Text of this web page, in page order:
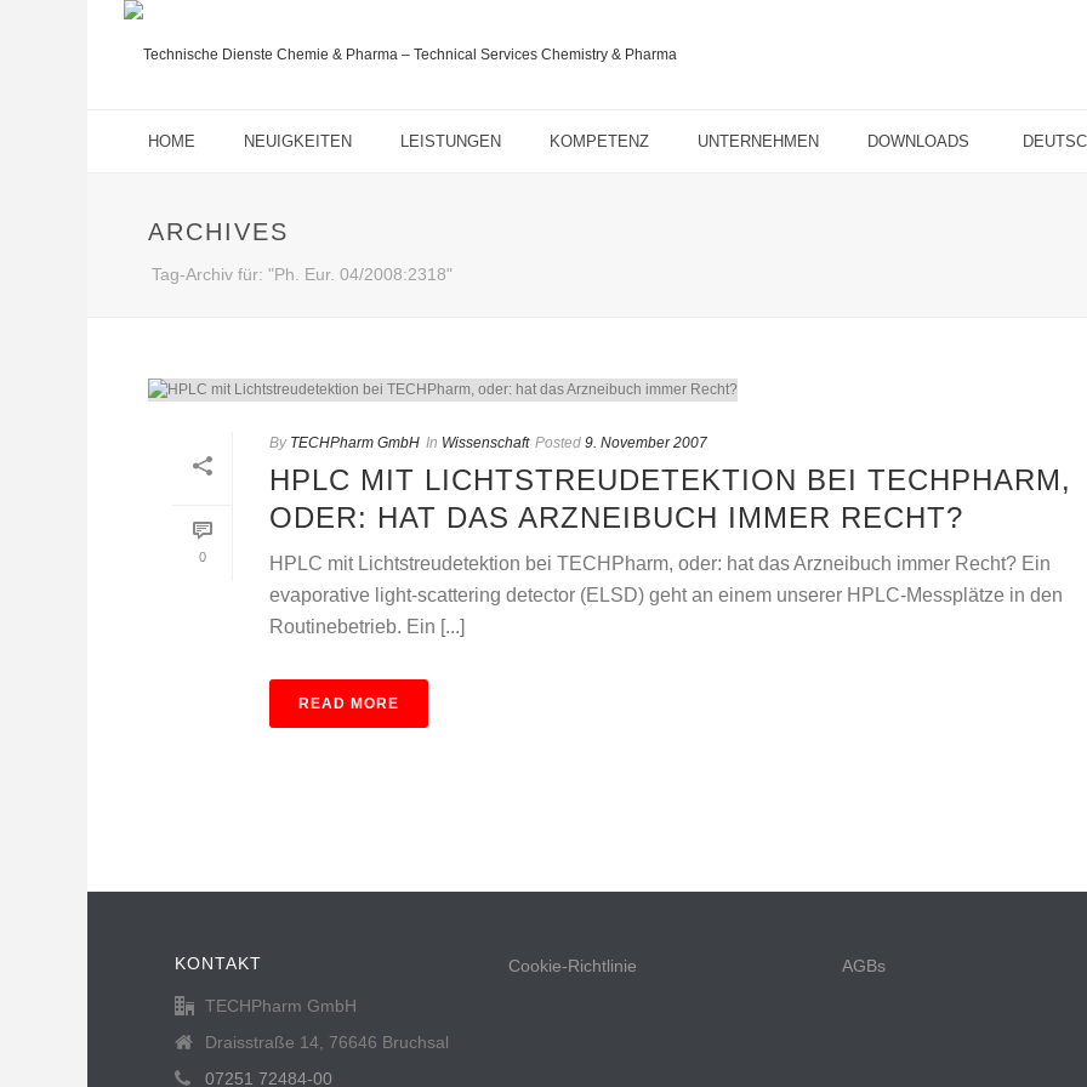
HOME NEUIGKEITEN LEISTUNGEN KOMPETENZ UNTERNEHMEN DOWNLOADS
ARCHIVES
Tag-Archiv für: "Ph. Eur. 04/2008:2318"
0
By TECHPharm GmbH In Wissenschaft Posted 9. November 2007
HPLC MIT LICHTSTREUDETEKTION BEI TECHPHARM,
ODER: HAT DAS ARZNEIBUCH IMMER RECHT?
HPLC mit Lichtstreudetektion bei TECHPharm, oder: hat das Arzneibuch immer Recht? Ein
evaporative light-scattering detector (ELSD) geht an einem unserer HPLC-Messplätze in den
Routinebetrieb. Ein [...]
READ MORE
KONTAKT
TECHPharm GmbH
Draisstraße 14, 76646 Bruchsal
07251 72484-00
Cookie-Richtlinie AGBs